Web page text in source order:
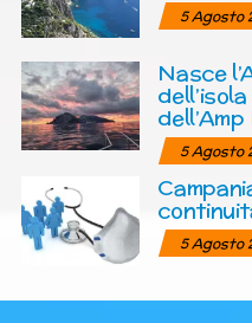
5 Agosto
Nasce
5 Agosto
5 Agosto